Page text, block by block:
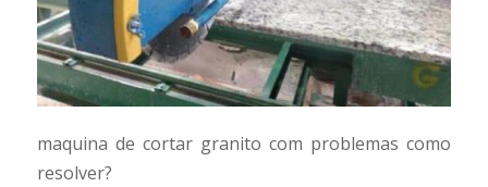
maquina de cortar granito com problemas como
resolver?